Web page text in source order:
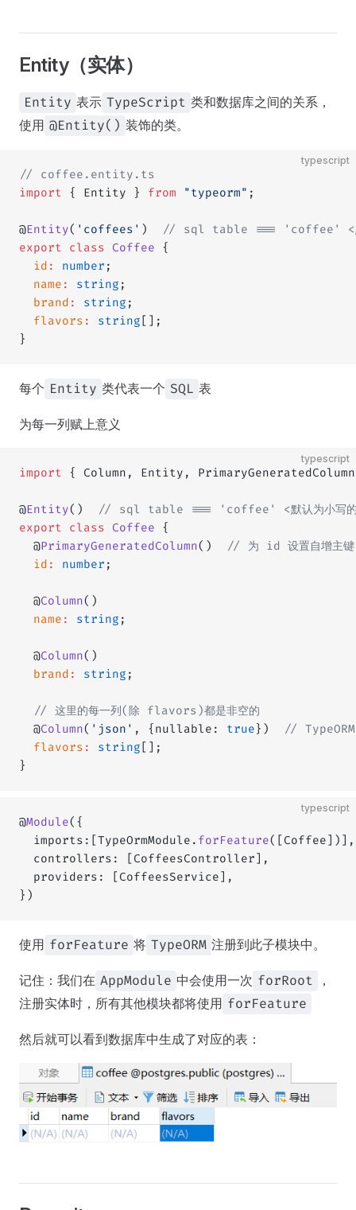
Entity（实体）
Entity 表示 TypeScript 类和数据库之间的关系，
使用 @Entity() 装饰的类。
typescript
// coffee.entity.ts
import { Entity } from "typeorm" ;
@Entity( 'coffees' )
// sql table === 'coffee' <默认
export class Coffee {
  id
: number ;
  name
: string ;
  brand
: string ;
  flavors
: string [];
}
每个 Entity 类代表一个 SQL 表
为每一列赋上意义
typescript
import { Column, Entity,
@Entity()
// sql table === 'coffee' <默认为小写的类
export class Coffee {
  @
PrimaryGeneratedColumn()
// 为 id 设置自增主键
  id
: number ;
  @
Column()
  name
: string ;
  @
Column()
  brand
: string ;
  // 这里的每一列(除 flavors)都是非空的
  @
Column( 'json' , {nullable: true })
//
  flavors
: string [];
}
typescript
@Module({
  imports:[TypeOrmModule.
forFeature([Coffee])],
  controllers: [CoffeesController],
  providers: [CoffeesService],
})
使用 forFeature 将 TypeORM 注册到此子模块中。
记住：我们在 AppModule 中会使用一次 forRoot
，
注册实体时，所有其他模块都将使用 forFeature
然后就可以看到数据库中生成了对应的表：